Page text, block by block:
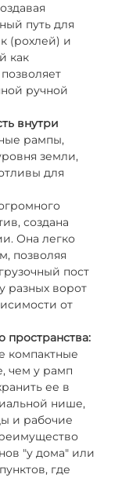
путь для
(рохлей) и
как
ручной
внутри
рампы,
земли,
для
создана
Она легко
позволяя
пост
разных ворот
от
пространства:
компактные
чем у рамп
ее в
нише,
и рабочие
"у дома" или
где